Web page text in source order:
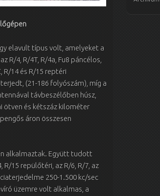
elavult típus volt, amelyeket a
4, R/4T, R/4a, Fu8 páncélos,
R/14 és R/15 reptéri
(21-186 folyószám), míg a
távbeszélőben húsz,
ötven és kétszáz kilométer
áron összesen
alkalmaztak. Együtt tudott
R/15 repülőtéri, az R/6, R/7, az
250-1.500 kc/sec
üzemre volt alkalmas, a